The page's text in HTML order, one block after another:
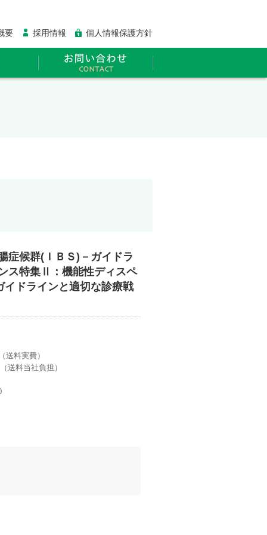
要 採用情報 個人情報保護方針
候群(ＩＢＳ)－ガイドラ
ス特集Ⅱ：機能性ディスペ
イドラインと適切な診療戦
送料実費）
送料当社負担）